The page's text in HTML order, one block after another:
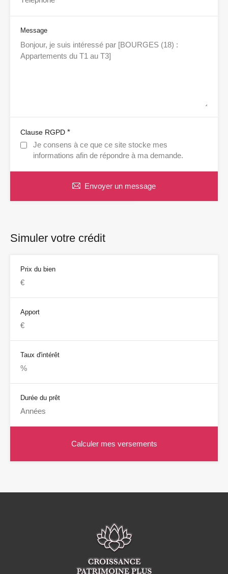
Message
Clause RGPD *
Je consens à ce que ce site stocke mes
informations afin de répondre à ma demande.
Envoyer un message
Simuler votre crédit
Prix du bien
Apport
Taux d'intérêt
Durée du prêt